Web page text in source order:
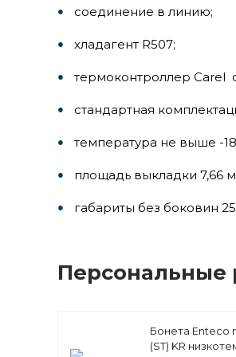
соединение в линию;
хладагент R507;
термоконтроллер Carel
стандартная
температура не выше -
площадь выкладки 7,66
габариты без боковин
Персональные
Бонета Enteco
(ST) KR